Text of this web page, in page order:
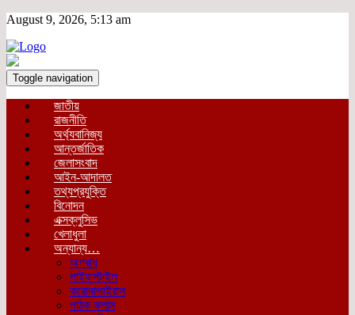
August 9, 2026, 5:13 am
Toggle navigation
জাতীয়
রাজনীতি
অর্থ্যবানিজ্য
আন্তর্জাতিক
জেলাসংবাদ
আইন-আদালত
তথ্যপ্রযুক্তি
বিনোদন
এক্সক্লুসিভ
খেলাধুলা
অন্যান্য…
অপরাধ
লাইফস্টাইল
করোনাভাইরাস
পাঠক কলাম